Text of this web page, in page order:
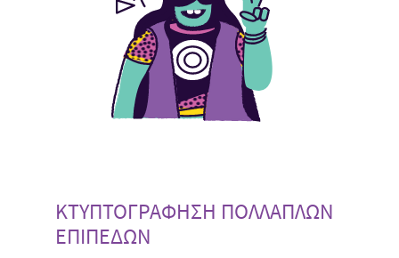
ΚΤΥΠΤΟΓΡΑΦΗΣΗ ΠΟΛΛΑΠΛΩΝ
ΕΠΙΠΕΔΩΝ